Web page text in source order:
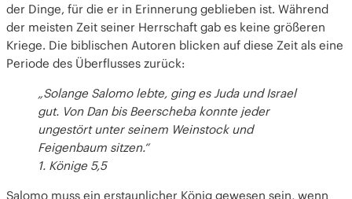
der Dinge, für die er in Erinnerung geblieben ist. Während
der meisten Zeit seiner Herrschaft gab es keine größeren
Kriege. Die biblischen Autoren blicken auf diese Zeit als eine
Periode des Überflusses zurück:
„Solange Salomo lebte, ging es Juda und Israel
gut. Von Dan bis Beerscheba konnte jeder
ungestört unter seinem Weinstock und
Feigenbaum sitzen.“
1. Könige 5,5
Salomo muss ein erstaunlicher König gewesen sein, wenn